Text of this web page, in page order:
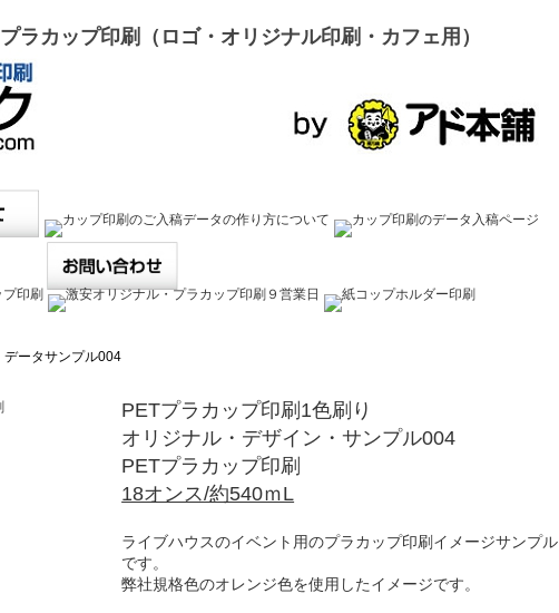
ラカップ印刷（ロゴ・オリジナル印刷・カフェ用）
データサンプル004
PETプラカップ印刷 1色刷り
オリジナル・デザイン・サンプル004
PETプラカップ印刷
18オンス/約540ｍL
ライブハウスのイベント用のプラカップ印刷イメージサンプル
です。
弊社規格色のオレンジ色を使用したイメージです。